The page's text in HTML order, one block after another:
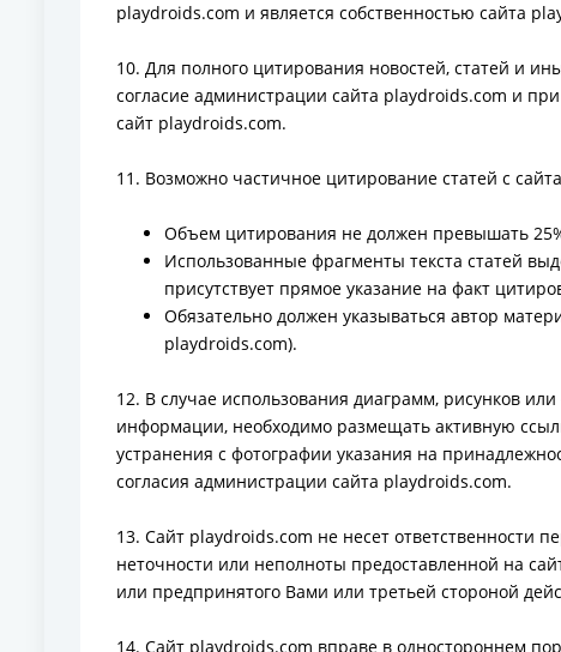
playdroids.com и является собственностью сайта
10. Для полного цитирования новостей, статей и
согласие администрации сайта playdroids.com и
сайт playdroids.com.
11. Возможно частичное цитирование статей с
Объем цитирования не должен превышать
Использованные фрагменты текста статей
присутствует прямое указание на факт
Обязательно должен указываться автор
playdroids.com).
12. В случае использования диаграмм, рисунков
информации, необходимо размещать активную
устранения с фотографии указания на
согласия администрации сайта playdroids.com.
13. Сайт playdroids.com не несет ответственности
неточности или неполноты предоставленной на
или предпринятого Вами или третьей стороной
14. Сайт playdroids.com вправе в одностороннем